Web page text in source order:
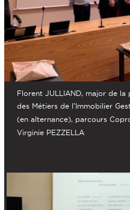
Florent JULLIAND, major de
des Métiers de l’Immobilier
(en alternance), parcours
Virginie PEZZELLA